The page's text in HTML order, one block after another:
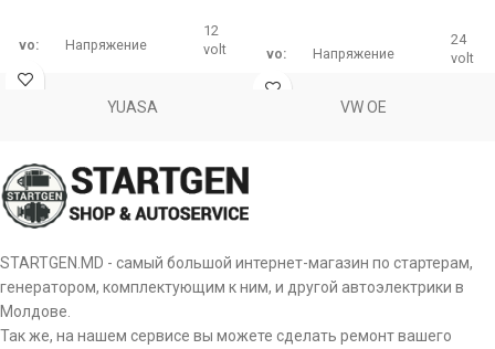
vo: Напряжение
12
volt
Диаметр
tq:
Количество
терминалов
3 pcs
o:
крепежных
отверстий
3 pcs
vo: Напряжение
24
volt
Количество
YUASA VW OE
STARTGEN.MD - самый большой интернет-магазин по стартерам,
генератором, комплектующим к ним, и другой автоэлектрики в
Молдове.
Так же, на нашем сервисе вы можете сделать ремонт вашего